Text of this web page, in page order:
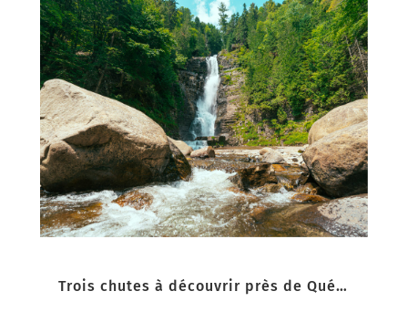
Trois chutes à découvrir près de Québec